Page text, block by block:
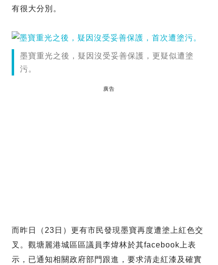
有很大分別。
墨寶重光之後，疑因沒受妥善保護，更疑似遭塗
污。
廣告
而昨日（23日）更有市民發現墨寶再度遭塗上紅色交
叉。觀塘麗港城區區議員李煒林於其facebook上表
示，已通知相關政府部門跟進，要求清走紅漆及確實